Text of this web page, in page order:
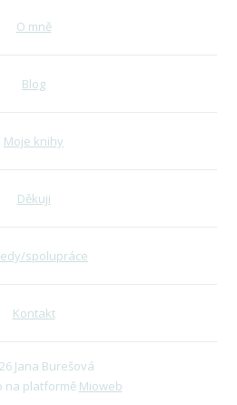
O mně
Blog
Moje knihy
Děkuji
spolupráce
Kontakt
Jana Burešová
na platformě Mioweb